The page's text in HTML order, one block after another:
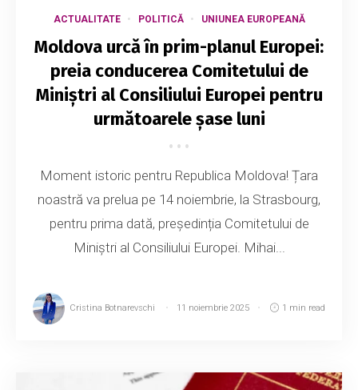
ACTUALITATE POLITICĂ UNIUNEA EUROPEANĂ
Moldova urcă în prim-planul Europei:
preia conducerea Comitetului de
Miniștri al Consiliului Europei pentru
următoarele șase luni
Moment istoric pentru Republica Moldova! Țara
noastră va prelua pe 14 noiembrie, la Strasbourg,
pentru prima dată, președinția Comitetului de
Miniștri al Consiliului Europei. Mihai...
Cristina Botnarevschi 11 noiembrie 2025 1 min read